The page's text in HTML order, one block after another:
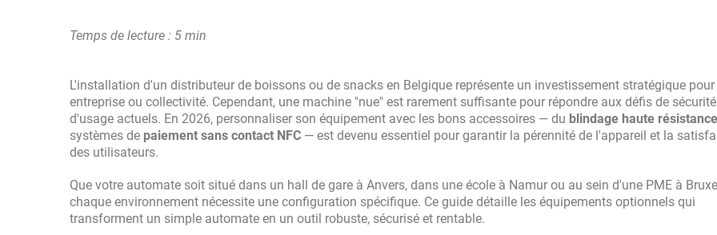
Temps de lecture : 5 min
L'installation d'un distributeur de boissons ou de snacks en Belgique représente un investissement stratégique
entreprise ou collectivité. Cependant, une machine "nue" est rarement suffisante pour répondre aux défis de
d'usage actuels. En 2026, personnaliser son équipement avec les bons accessoires — du blindage haute résistance
systèmes de paiement sans contact NFC — est devenu essentiel pour garantir la pérennité de l'appareil et la
des utilisateurs.
Que votre automate soit situé dans un hall de gare à Anvers, dans une école à Namur ou au sein d'une PME à
chaque environnement nécessite une configuration spécifique. Ce guide détaille les équipements optionnels qui
transforment un simple automate en un outil robuste, sécurisé et rentable.